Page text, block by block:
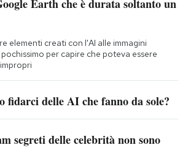
Earth che è durata soltanto un
elementi creati con l'AI alle immagini
per capire che poteva essere
fidarci delle AI che fanno da sole?
segreti delle celebrità non sono